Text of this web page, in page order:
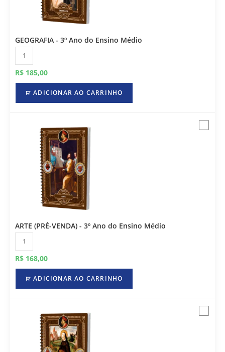
GEOGRAFIA - 3º Ano do Ensino Médio
R$ 185,00
ADICIONAR AO CARRINHO
ARTE (PRÉ-VENDA) - 3º Ano do Ensino Médio
R$ 168,00
ADICIONAR AO CARRINHO